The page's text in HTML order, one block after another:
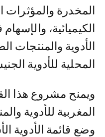
المخدرة والمؤثرات
الكيميائية،
الأدوية والمنتجات
المحلية للأدوية
ويمنح مشروع هذا
المغربية للأدوية
وضع قائمة الأدوية